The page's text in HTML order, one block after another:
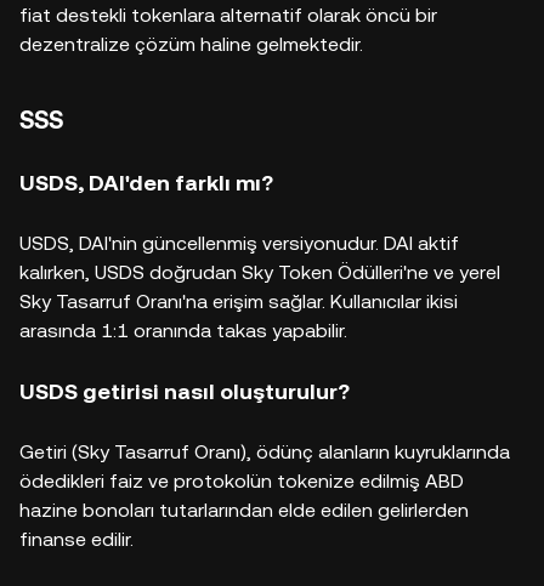
fiat destekli tokenlara alternatif olarak öncü bir
dezentralize çözüm haline gelmektedir.
SSS
USDS, DAI'den farklı mı?
USDS, DAI'nin güncellenmiş versiyonudur. DAI aktif
kalırken, USDS doğrudan Sky Token Ödülleri'ne ve yerel
Sky Tasarruf Oranı'na erişim sağlar. Kullanıcılar ikisi
arasında 1:1 oranında takas yapabilir.
USDS getirisi nasıl oluşturulur?
Getiri (Sky Tasarruf Oranı), ödünç alanların kuyruklarında
ödedikleri faiz ve protokolün tokenize edilmiş ABD
hazine bonoları tutarlarından elde edilen gelirlerden
finanse edilir.